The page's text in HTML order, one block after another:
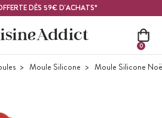
DÈS 59€ D'ACHATS*
0
Moule Silicone Moule Silicone